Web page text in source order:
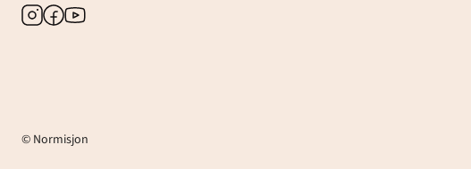
Instagram
Facebook
Youtube
© Normisjon